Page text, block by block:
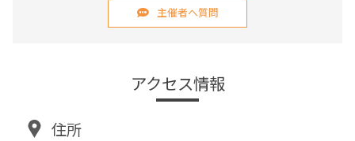
主催者へ質問
アクセス情報
住所